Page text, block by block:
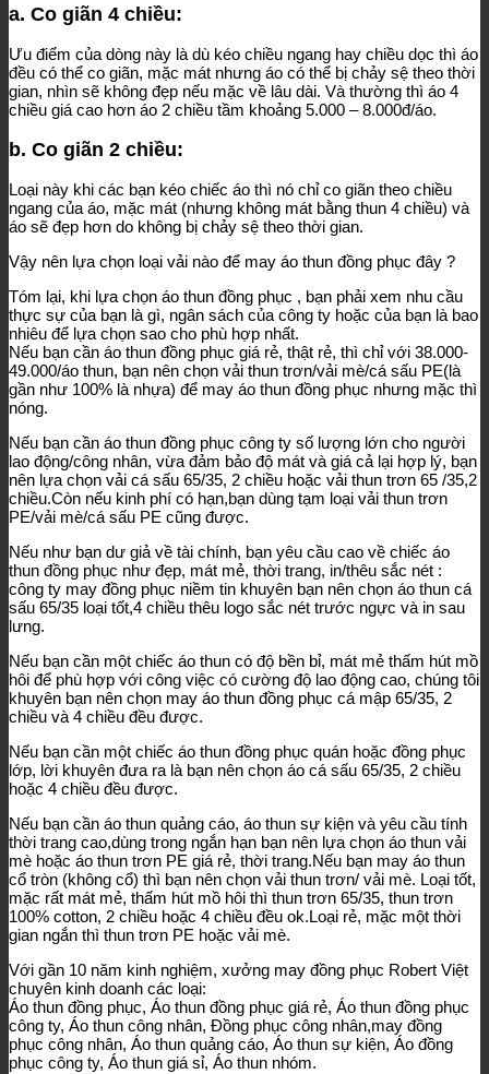
a. Co giãn 4 chiều:
Ưu điểm của dòng này là dù kéo chiều ngang hay chiều dọc thì áo
đều có thể co giãn, mặc mát nhưng áo có thể bị chảy sệ theo thời
gian, nhìn sẽ không đẹp nếu mặc về lâu dài. Và thường thì áo 4
chiều giá cao hơn áo 2 chiều tầm khoảng 5.000 – 8.000đ/áo.
b. Co giãn 2 chiều:
Loại này khi các bạn kéo chiếc áo thì nó chỉ co giãn theo chiều
ngang của áo, mặc mát (nhưng không mát bằng thun 4 chiều) và
áo sẽ đẹp hơn do không bị chảy sệ theo thời gian.
Vậy nên lựa chọn loại vải nào để may áo thun đồng phục đây ?
Tóm lại, khi lựa chọn áo thun đồng phục , bạn phải xem nhu cầu
thực sự của bạn là gì, ngân sách của công ty hoặc của bạn là bao
nhiêu để lựa chọn sao cho phù hợp nhất.
Nếu bạn cần áo thun đồng phục giá rẻ, thật rẻ, thì chỉ với 38.000-
49.000/áo thun, bạn nên chọn vải thun trơn/vải mè/cá sấu PE(là
gần như 100% là nhựa) để may áo thun đồng phục nhưng mặc thì
nóng.
Nếu bạn cần áo thun đồng phục công ty số lượng lớn cho người
lao động/công nhân, vừa đảm bảo độ mát và giá cả lại hợp lý, bạn
nên lựa chọn vải cá sấu 65/35, 2 chiều hoặc vải thun trơn 65 /35,2
chiều.Còn nếu kinh phí có hạn,bạn dùng tạm loại vải thun trơn
PE/vải mè/cá sấu PE cũng được.
Nếu như bạn dư giả về tài chính, bạn yêu cầu cao về chiếc áo
thun đồng phục như đẹp, mát mẻ, thời trang, in/thêu sắc nét :
công ty may đồng phục niềm tin khuyên bạn nên chọn áo thun cá
sấu 65/35 loại tốt,4 chiều thêu logo sắc nét trước ngực và in sau
lưng.
Nếu bạn cần một chiếc áo thun có độ bền bỉ, mát mẻ thấm hút mồ
hôi để phù hợp với công việc có cường độ lao động cao, chúng tôi
khuyên bạn nên chọn may áo thun đồng phục cá mập 65/35, 2
chiều và 4 chiều đều được.
Nếu bạn cần một chiếc áo thun đồng phục quán hoặc đồng phục
lớp, lời khuyên đưa ra là bạn nên chọn áo cá sấu 65/35, 2 chiều
hoặc 4 chiều đều được.
Nếu bạn cần áo thun quảng cáo, áo thun sự kiện và yêu cầu tính
thời trang cao,dùng trong ngắn hạn bạn nên lựa chọn áo thun vải
mè hoặc áo thun trơn PE giá rẻ, thời trang.Nếu bạn may áo thun
cổ tròn (không cổ) thì bạn nên chọn vải thun trơn/ vải mè. Loại tốt,
mặc rất mát mẻ, thấm hút mồ hôi thì thun trơn 65/35, thun trơn
100% cotton, 2 chiều hoặc 4 chiều đều ok.Loại rẻ, mặc một thời
gian ngắn thì thun trơn PE hoặc vải mè.
Với gần 10 năm kinh nghiệm, xưởng may đồng phục Robert Việt
chuyên kinh doanh các loại:
Áo thun đồng phục, Áo thun đồng phục giá rẻ, Áo thun đồng phục
công ty, Áo thun công nhân, Đồng phục công nhân,may đồng
phục công nhân, Áo thun quảng cáo, Áo thun sự kiện, Áo đồng
phục công ty, Áo thun giá sỉ, Áo thun nhóm.